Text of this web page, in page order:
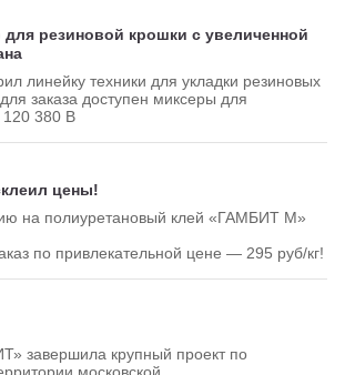
резиновой крошки с увеличенной
линейку техники для укладки резиновых
заказа доступен миксеры для
120 380 В
цены!
на полиуретановый клей «ГАМБИТ М»
по привлекательной цене — 295 руб/кг!
завершила крупный проект по